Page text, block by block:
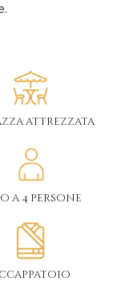
attrezzata
a 4 persone